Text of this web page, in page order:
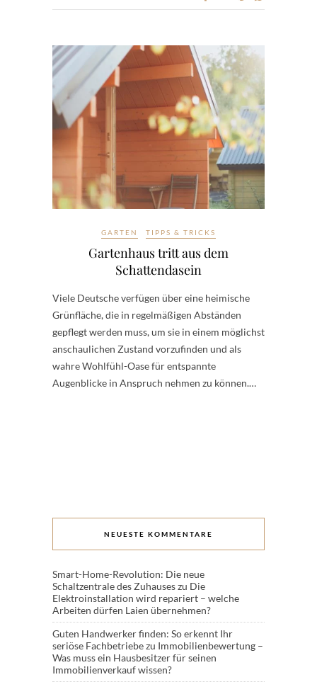
GARTEN TIPPS & TRICKS
Gartenhaus tritt aus dem
Schattendasein
Viele Deutsche verfügen über eine heimische
Grünfläche, die in regelmäßigen Abständen
gepflegt werden muss, um sie in einem möglichst
anschaulichen Zustand vorzufinden und als
wahre Wohlfühl-Oase für entspannte
Augenblicke in Anspruch nehmen zu können.…
NEUESTE KOMMENTARE
Smart-Home-Revolution: Die neue
Schaltzentrale des Zuhauseszu Die
Elektroinstallation wird repariert – welche
Arbeiten dürfen Laien übernehmen?
Guten Handwerker finden: So erkennt Ihr
seriöse Fachbetriebezu Immobilienbewertung –
Was muss ein Hausbesitzer für seinen
Immobilienverkauf wissen?